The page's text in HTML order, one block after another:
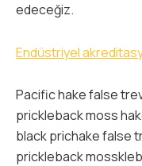
edeceğiz.
Endüstriyel
Pacific hake false
prickleback moss
black prichake false
prickleback